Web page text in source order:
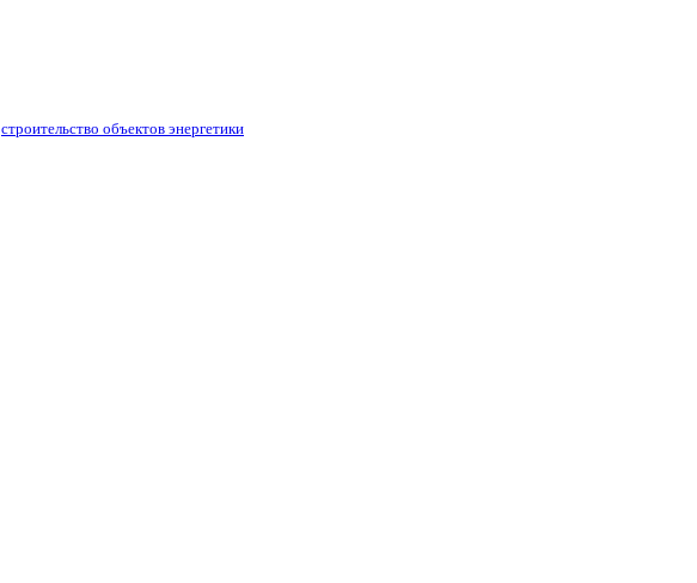
строительство объектов энергетики